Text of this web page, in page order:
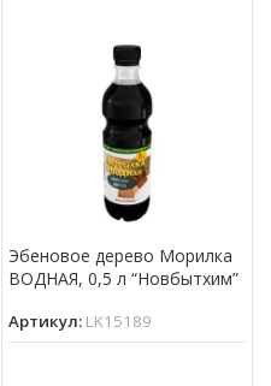
Эбеновое дерево Морилка
ВОДНАЯ, 0,5 л “Новбытхим”
Артикул: LK15189